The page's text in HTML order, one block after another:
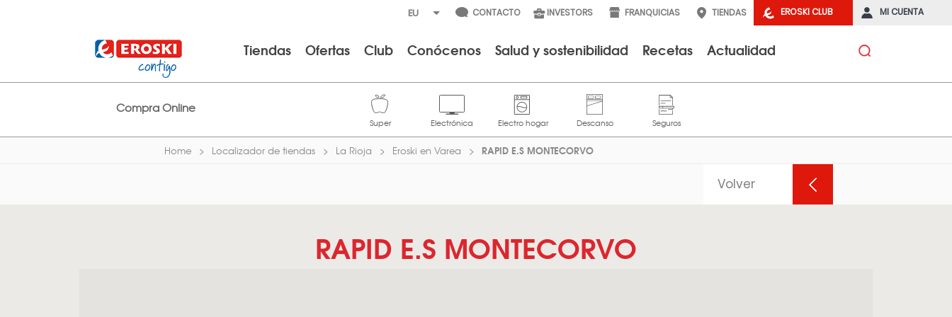
EROSKI CLUB MI CUENTA
CONTACTO INVESTORS FRANQUICIAS TIENDAS
Tiendas Ofertas Club Conócenos Salud y sostenibilidad Recetas Actualidad
Compra Online
Home Localizador de tiendas La Rioja Eroski en Varea RAPID E.S MONTECORVO
Volver
RAPID E.S MONTECORVO